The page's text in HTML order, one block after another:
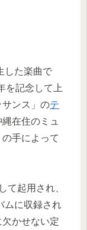
した楽曲で
を記念して上
ンス」のテ
在住のミュ
手によって
て起用され、
ムに収録され
欠かせない定